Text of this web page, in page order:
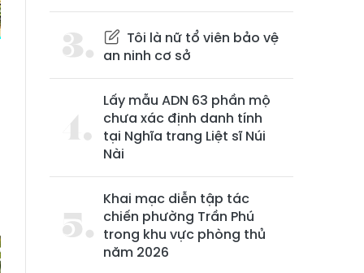
Tôi là nữ tổ viên bảo vệ
an ninh cơ sở
Lấy mẫu ADN 63 phần mộ
chưa xác định danh tính
tại Nghĩa trang Liệt sĩ Núi
Nài
Khai mạc diễn tập tác
chiến phường Trần Phú
trong khu vực phòng thủ
năm 2026